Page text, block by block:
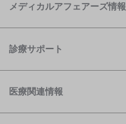
メディカルアフェアーズ情報
診療サポート
医療関連情報